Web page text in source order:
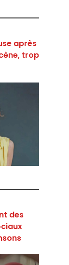
après
trop
des